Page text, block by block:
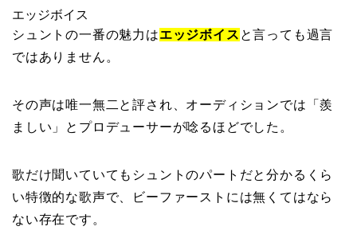
エッジボイス
シュントの一番の魅力はエッジボイス と言っても過言
ではありません。
その声は唯一無二と評され、オーディションでは「羨
ましい」とプロデューサーが唸るほどでした。
歌だけ聞いていてもシュントのパートだと分かるくら
い特徴的な歌声で、ビーファーストには無くてはなら
ない存在です。